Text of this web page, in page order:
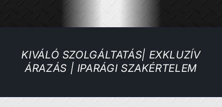
KIVÁLÓ SZOLGÁLTATÁS| EXKLUZÍV
ÁRAZÁS | IPARÁGI SZAKÉRTELEM